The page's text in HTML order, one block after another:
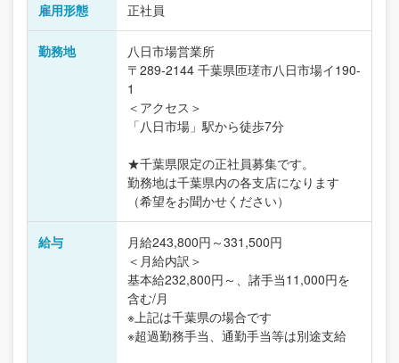
雇用形態 正社員
勤務地
八日市場営業所
〒289-2144 千葉県匝瑳市八日市場イ190-
1
＜アクセス＞
「八日市場」駅から徒歩7分
★千葉県限定の正社員募集です。
勤務地は千葉県内の各支店になります
（希望をお聞かせください）
給与
月給243,800円～331,500円
＜月給内訳＞
基本給232,800円～、諸手当11,000円を
含む/月
※上記は千葉県の場合です
※超過勤務手当、通勤手当等は別途支給